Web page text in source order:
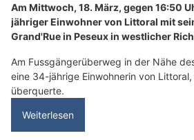
Am Mittwoch, 18. März, gegen 16:50
jähriger Einwohner von Littoral mit
Grand'Rue in Peseux in westlicher
Am Fussgängerüberweg in der Nähe
eine 34-jährige Einwohnerin von
überquerte.
Weiterlesen